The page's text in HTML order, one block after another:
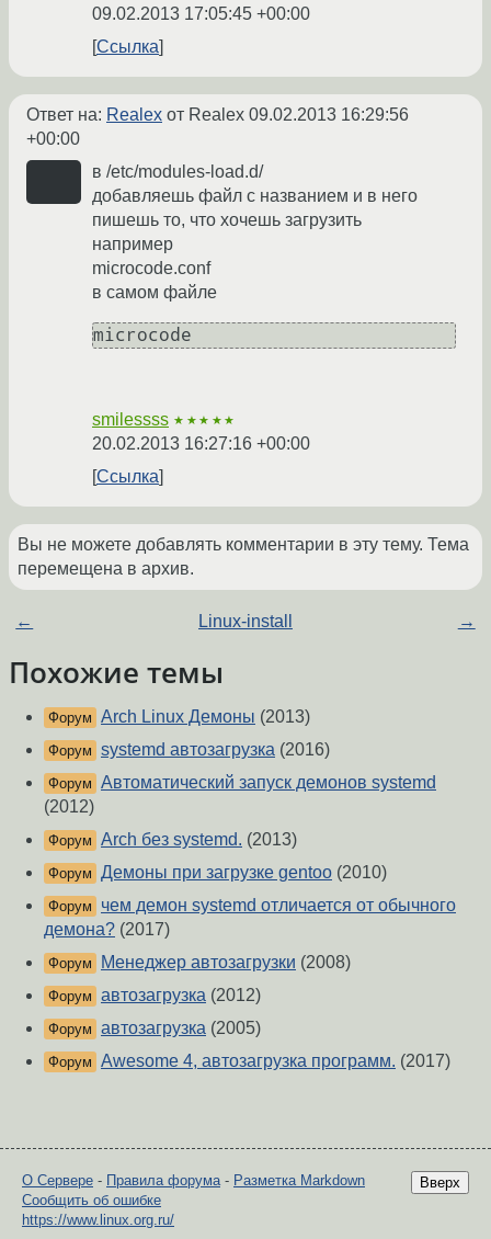
09.02.2013 17:05:45 +00:00
Ссылка
Ответ на: Realex от Realex 09.02.2013 16:29:56
+00:00
в /etc/modules-load.d/
добавляешь файл с названием и в него
пишешь то, что хочешь загрузить
например
microcode.conf
в самом файле
microcode
smilessss ★★★★★
20.02.2013 16:27:16 +00:00
Ссылка
Вы не можете добавлять комментарии в эту тему. Тема
перемещена в архив.
← Linux-install →
Похожие темы
Форум Arch Linux Демоны (2013)
Форум systemd автозагрузка (2016)
Форум Автоматический запуск демонов systemd
(2012)
Форум Arch без systemd. (2013)
Форум Демоны при загрузке gentoo (2010)
Форум
чем демон systemd отличается от обычного
демона? (2017)
Форум Менеджер автозагрузки (2008)
Форум автозагрузка (2012)
Форум автозагрузка (2005)
Форум Awesome 4, автозагрузка программ. (2017)
Вверх
О Сервере - Правила форума - Разметка Markdown
Сообщить об ошибке
https://www.linux.org.ru/